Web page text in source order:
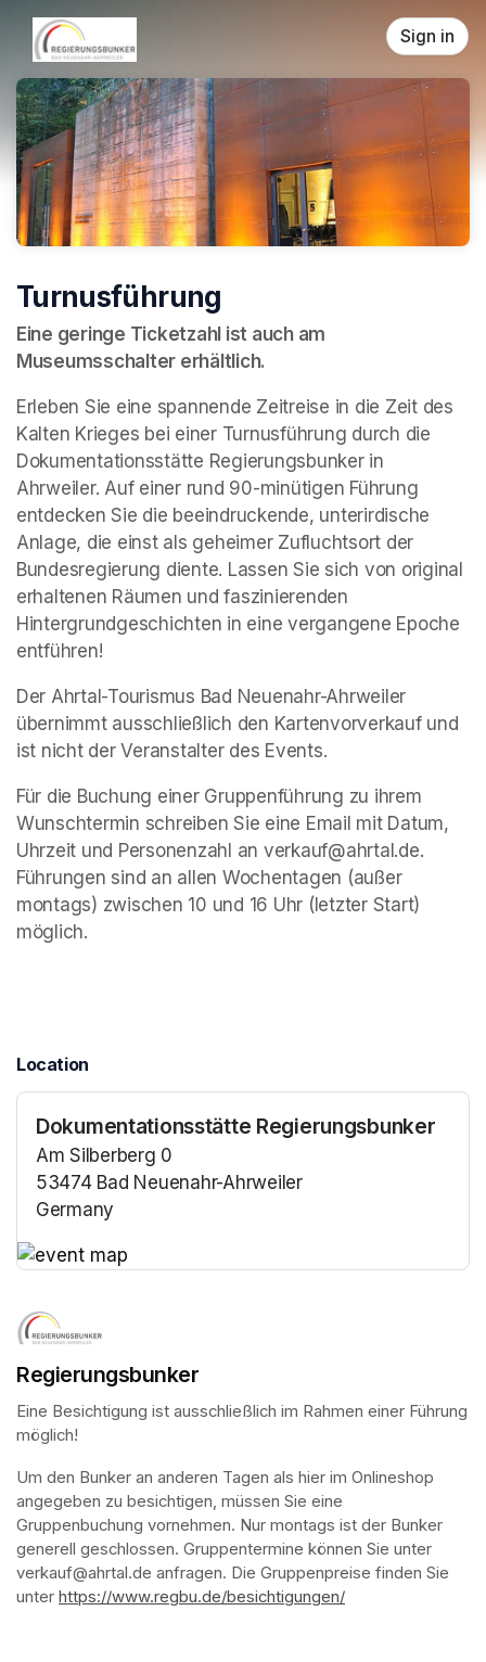
Skip header
Sign in
Turnusführung
Eine geringe Ticketzahl ist auch am
Museumsschalter erhältlich.
Erleben Sie eine spannende Zeitreise in die Zeit des
Kalten Krieges bei einer Turnusführung durch die
Dokumentationsstätte Regierungsbunker in
Ahrweiler. Auf einer rund 90-minütigen Führung
entdecken Sie die beeindruckende, unterirdische
Anlage, die einst als geheimer Zufluchtsort der
Bundesregierung diente. Lassen Sie sich von original
erhaltenen Räumen und faszinierenden
Hintergrundgeschichten in eine vergangene Epoche
entführen!
Der Ahrtal-Tourismus Bad Neuenahr-Ahrweiler
übernimmt ausschließlich den Kartenvorverkauf und
ist nicht der Veranstalter des Events.
Für die Buchung einer Gruppenführung zu ihrem
Wunschtermin schreiben Sie eine Email mit Datum,
Uhrzeit und Personenzahl an verkauf@ahrtal.de.
Führungen sind an allen Wochentagen (außer
montags) zwischen 10 und 16 Uhr (letzter Start)
möglich.
Location
Dokumentationsstätte Regierungsbunker
Am Silberberg 0
53474 Bad Neuenahr-Ahrweiler
Germany
Regierungsbunker
Eine Besichtigung ist ausschließlich im Rahmen einer Führung
möglich!
Um den Bunker an anderen Tagen als hier im Onlineshop
angegeben zu besichtigen, müssen Sie eine
Gruppenbuchung vornehmen. Nur montags ist der Bunker
generell geschlossen. Gruppentermine können Sie unter
verkauf@ahrtal.de anfragen. Die Gruppenpreise finden Sie
unter https://www.regbu.de/besichtigungen/